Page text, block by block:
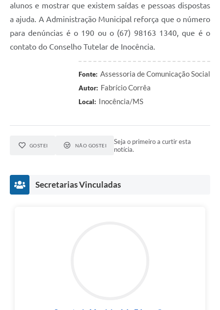
alunos e mostrar que existem saídas e pessoas dispostas
a ajuda. A Administração Municipal reforça que o número
para denúncias é o 190 ou o (67) 98163 1340, que é o
contato do Conselho Tutelar de Inocência.
Fonte: Assessoria de Comunicação Social
Autor: Fabrício Corrêa
Local: Inocência/MS
GOSTEI NÃO GOSTEI
Seja o primeiro a curtir esta
notícia.
Secretarias Vinculadas